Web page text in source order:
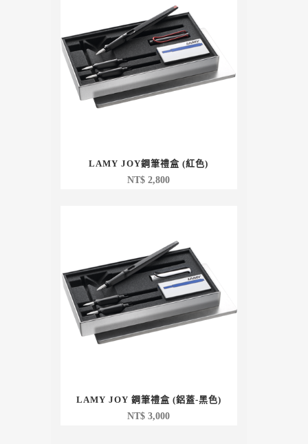
NT$ 2,800。
LAMY JOY鋼筆禮盒 (紅色)
NT$ 2,800
LAMY JOY 鋼筆禮盒 (鋁蓋-黑色)
NT$ 3,000